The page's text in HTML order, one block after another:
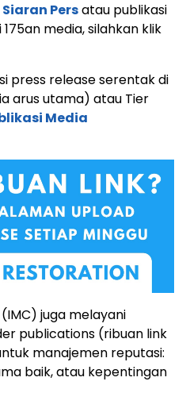
Persatau publikasi
media, silahkan klik
press release serentak di
arus utama) atau Tier
Media
(IMC) juga melayani
publications (ribuan link
manajemen reputasi:
baik, atau kepentingan